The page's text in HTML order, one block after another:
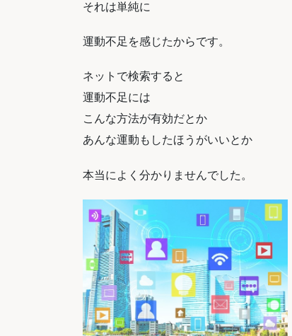
それは単純に
運動不足を感じたからです。
ネットで検索すると
運動不足には
こんな方法が有効だとか
あんな運動もしたほうがいいとか
本当によく分かりませんでした。